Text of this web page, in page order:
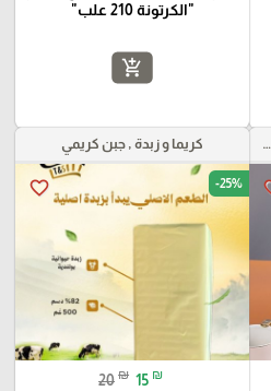
"الكرتونة 210 علب"
add_shopping_cart
علب تغليف الحلويات و قواعد الكيك و علب بلاستيكية بأنواعها كريما و زبدة , جبن كريمي
favorite_border -25%
20 ₪ 15 ₪